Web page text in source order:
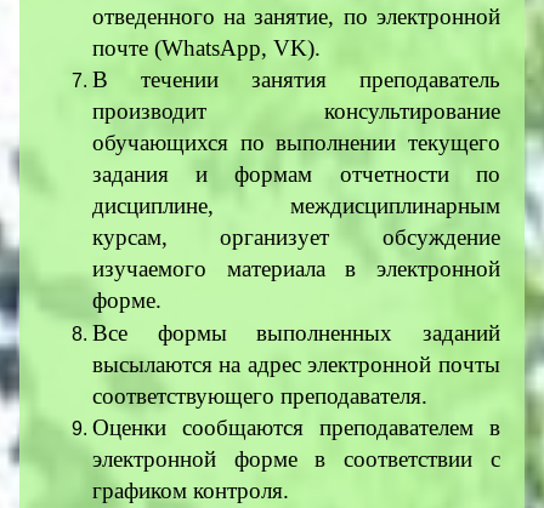
отведенного на занятие, по электронной
почте (WhatsApp, VK).
В течении занятия преподаватель
производит консультирование
обучающихся по выполнении текущего
задания и формам отчетности по
дисциплине, междисциплинарным
курсам, организует обсуждение
изучаемого материала в электронной
форме.
Все формы выполненных заданий
высылаются на адрес электронной почты
соответствующего преподавателя.
Оценки сообщаются преподавателем в
электронной форме в соответствии с
графиком контроля.